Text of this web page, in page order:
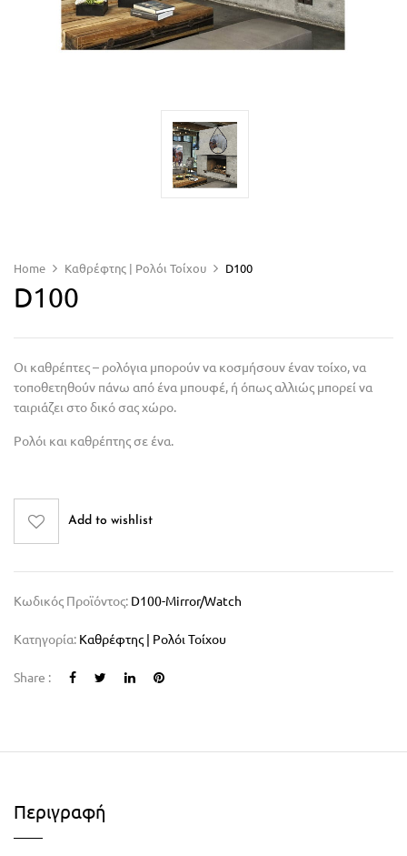
Home Καθρέφτης | Ρολόι Τοίχου D100
D100
Οι καθρέπτες – ρολόγια μπορούν να κοσμήσουν έναν τοίχο, να
τοποθετηθούν πάνω από ένα μπουφέ, ή όπως αλλιώς μπορεί να
ταιριάζει στο δικό σας χώρο.
Ρολόι και καθρέπτης σε ένα.
Add to wishlist
Κωδικός Προϊόντος: D100-Mirror/watch
Κατηγορία: Καθρέφτης | Ρολόι Τοίχου
Share :
Περιγραφή